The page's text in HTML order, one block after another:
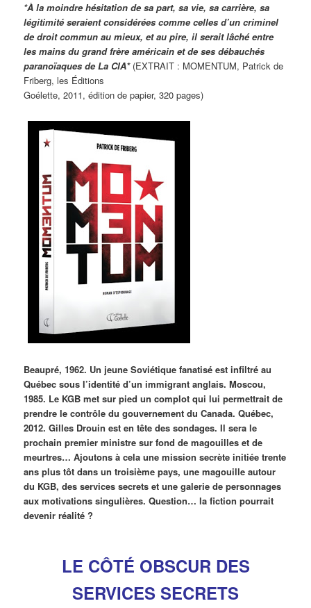
*À la moindre hésitation de sa part, sa vie, sa carrière, sa
légitimité seraient considérées comme celles d’un criminel
de droit commun au mieux, et au pire, il serait lâché entre
les mains du grand frère américain et de ses débauchés
paranoïaques de La CIA* (EXTRAIT : MOMENTUM, Patrick de
Friberg, les Éditions
Goélette, 2011, édition de papier, 320 pages)
Beaupré, 1962. Un jeune Soviétique fanatisé est infiltré au
Québec sous l’identité d’un immigrant anglais. Moscou,
1985. Le KGB met sur pied un complot qui lui permettrait de
prendre le contrôle du gouvernement du Canada. Québec,
2012. Gilles Drouin est en tête des sondages. Il sera le
prochain premier ministre sur fond de magouilles et de
meurtres… Ajoutons à cela une mission secrète initiée trente
ans plus tôt dans un troisième pays, une magouille autour
du KGB, des services secrets et une galerie de personnages
aux motivations singulières. Question… la fiction pourrait
devenir réalité ?
LE CÔTÉ OBSCUR DES
SERVICES SECRETS